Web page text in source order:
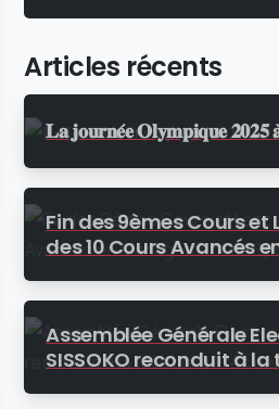
Articles récents
𝐋𝐚 𝐣𝐨𝐮𝐫𝐧𝐞́𝐞 𝐎𝐥𝐲𝐦𝐩𝐢𝐪𝐮𝐞
Fin des 9èmes Cours et Lancements
des 10 Cours Avancés
Assemblée Générale
SISSOKO reconduit à